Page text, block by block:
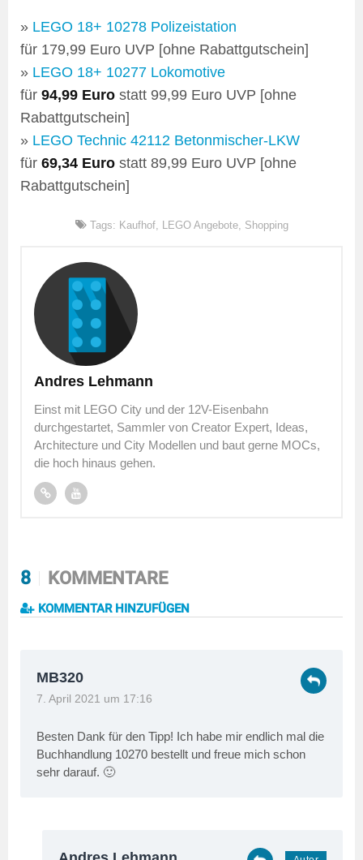
» LEGO 18+ 10278 Polizeistation
für 179,99 Euro UVP [ohne Rabattgutschein]
» LEGO 18+ 10277 Lokomotive
für 94,99 Euro statt 99,99 Euro UVP [ohne
Rabattgutschein]
» LEGO Technic 42112 Betonmischer-LKW
für 69,34 Euro statt 89,99 Euro UVP [ohne
Rabattgutschein]
Tags: Kaufhof, LEGO Angebote, Shopping
Andres Lehmann
Einst mit LEGO City und der 12V-Eisenbahn
durchgestartet, Sammler von Creator Expert, Ideas,
Architecture und City Modellen und baut gerne MOCs,
die hoch hinaus gehen.
8 KOMMENTARE
KOMMENTAR HINZUFÜGEN
MB320
7. April 2021 um 17:16
Besten Dank für den Tipp! Ich habe mir endlich mal die
Buchhandlung 10270 bestellt und freue mich schon
sehr darauf. 🙂